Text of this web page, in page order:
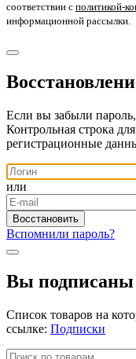
соответствии с политикой-
информационной рассылки.
Если вы забыли
Контрольная строка
регистрационные
или
Вспомнили пароль?
Вы подписаны
Список товаров на
ссылке: Подписки